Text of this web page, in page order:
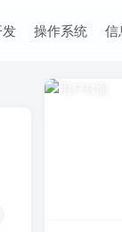
操作系统 信